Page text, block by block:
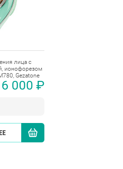
лица с
ионофорезом
Gezatone
6 000 ₽